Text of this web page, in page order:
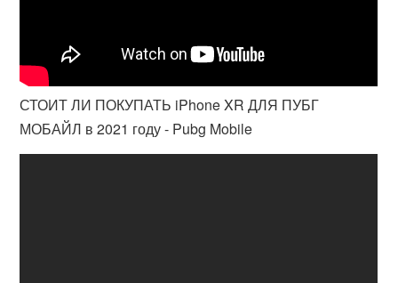
СТОИТ ЛИ ПОКУПАТЬ iPhone XR ДЛЯ ПУБГ
МОБАЙЛ в 2021 году - Pubg Mobile